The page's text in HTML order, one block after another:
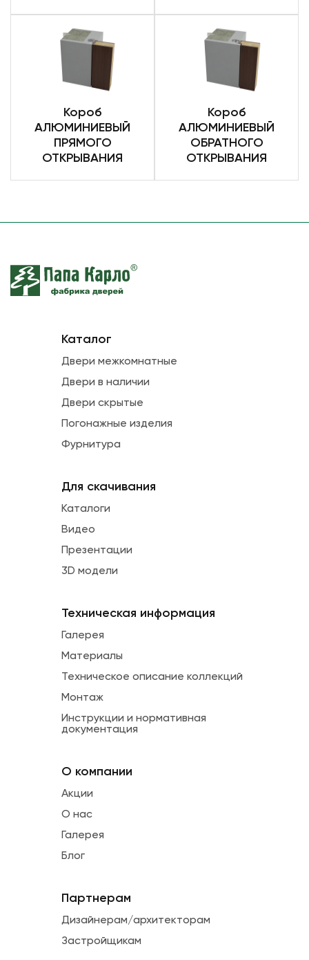
Короб
АЛЮМИНИЕВЫЙ
ПРЯМОГО
ОТКРЫВАНИЯ
Короб
АЛЮМИНИЕВЫЙ
ОБРАТНОГО
ОТКРЫВАНИЯ
Каталог
Двери межкомнатные
Двери в наличии
Двери скрытые
Погонажные изделия
Фурнитура
Для скачивания
Каталоги
Видео
Презентации
3D модели
Техническая информация
Галерея
Материалы
Техническое описание коллекций
Монтаж
Инструкции и нормативная
документация
О компании
Акции
О нас
Галерея
Блог
Партнерам
Дизайнерам/архитекторам
Застройщикам